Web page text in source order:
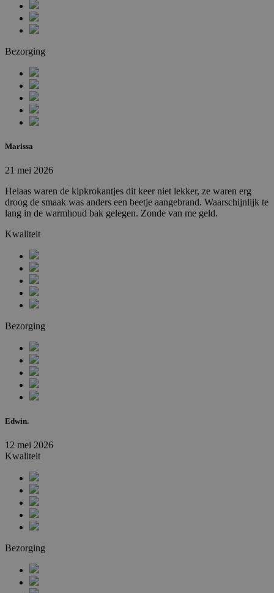
Bezorging
Marissa
21 mei 2026
Helaas waren de kipkrokantjes dit keer niet lekker, ze waren erg
droog de smaak was anders een beetje aangebrand. Waarschijnlijk te
lang in de warmhoud bak gelegen. Zonde van me geld.
Kwaliteit
Bezorging
Edwin.
12 mei 2026
Kwaliteit
Bezorging